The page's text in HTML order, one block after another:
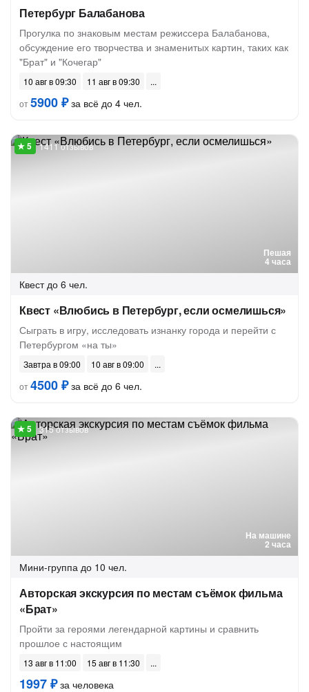
Петербург Балабанова
Прогулка по знаковым местам режиссера Балабанова,
обсуждение его творчества и знаменитых картин, таких как
"Брат" и "Кочегар"
10 авг в 09:30
11 авг в 09:30
от5900 ₽за всё до 4 чел.
Пешая
4 часа
1411 отзывов
Квест до 6 чел.
Квест «Влюбись в Петербург, если осмелишься»
Сыграть в игру, исследовать изнанку города и перейти с
Петербургом «на ты»
Завтра в 09:00
10 авг в 09:00
от4500 ₽за всё до 6 чел.
На машине
2 часа
315 отзывов
Мини-группа до 10 чел.
Авторская экскурсия по местам съёмок фильма
«Брат»
Пройти за героями легендарной картины и сравнить
прошлое с настоящим
13 авг в 11:00 15 авг в 11:30
1997 ₽за человека